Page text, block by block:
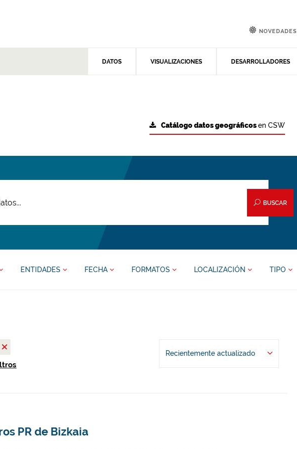
DATOS VISUALIZACIONES DESARROLLADORES
NOVEDADES
Catálogo datos geográficosen CSW
BUSCAR
ENTIDADES FECHA FORMATOS LOCALIZACIÓN TIPO
Recientemente actualizado
PR de Bizkaia